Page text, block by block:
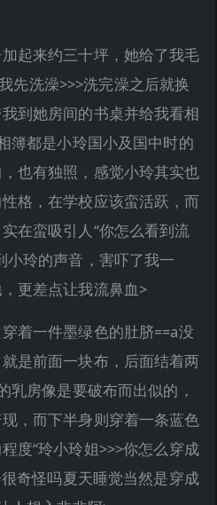
起来约三十坪，她给了我毛
先洗澡>>>洗完澡之后就换
到她房间的书桌并给我看相
簿都是小玲国小及国中时的
也有独照，感觉小玲其实也
格，在学校应该蛮活跃，而
在蛮吸引人“你怎么看到流
小玲的声音，害吓了我一
更差点让我流鼻血>
着一件墨绿色的肚脐==a没
是前面一块布，后面结着两
乳房像是要破布而出似的，
，而下半身则穿着一条蓝色
度“玲小玲姐>>>你怎么穿成
奇怪吗夏天睡觉当然是穿成